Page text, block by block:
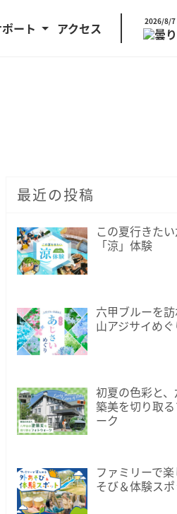
ート アクセス 2026/8/7
最近の投稿
この夏行きた
「涼」体験
六甲ブルーを
山アジサイめぐ
初夏の色彩と
築美を切り取
ーク
ファミリーで
そび＆体験ス